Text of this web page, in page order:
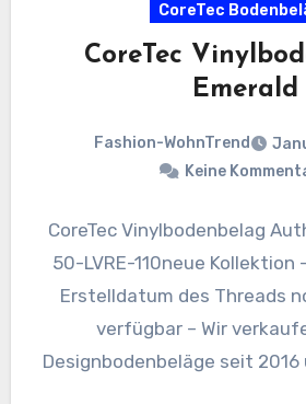
CoreTec
CoreTec
Emerald
Fashion-WohnTrend
Keine
CoreTec Vinylbodenbelag
50-LVRE-110neue Kollektion
Erstelldatum des Threads
verfügbar – Wir
Designbodenbeläge seit 2016